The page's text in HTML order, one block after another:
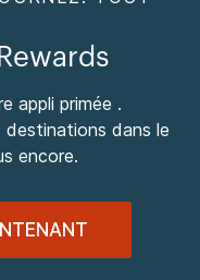
appli primée .
dans le
encore.